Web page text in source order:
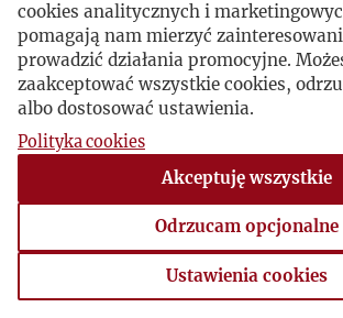
cookies analitycznych i
pomagają nam mierzyć
prowadzić działania promocyjne.
zaakceptować wszystkie cookies,
albo dostosować ustawienia.
Polityka cookies
Akceptuję wszystkie
Odrzucam opcjonalne
Ustawienia cookies
Ustawienia cookies